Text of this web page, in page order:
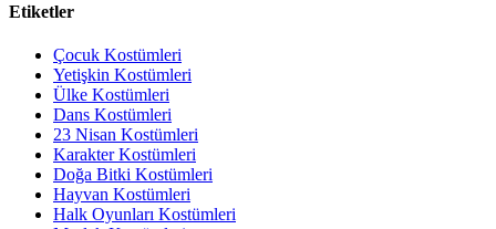
Etiketler
Çocuk Kostümleri
Yetişkin Kostümleri
Ülke Kostümleri
Dans Kostümleri
23 Nisan Kostümleri
Karakter Kostümleri
Doğa Bitki Kostümleri
Hayvan Kostümleri
Halk Oyunları Kostümleri